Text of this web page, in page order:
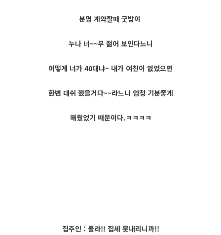
분명 계약할때 굿밤이
누나 너~~무 젊어 보인다느니
어떻게 너가 40대냐~ 내가 여친이 없었으면
한번 대쉬 했을거다~~라느니 엄청 기분좋게
해줬었기 때문이다.ㅋㅋㅋㅋ
집주인 : 몰라!! 집세 못내리니까!!